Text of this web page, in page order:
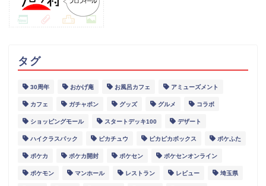
タグ
30周年 おかげ庵 お風呂カフェ アミューズメント
カフェ ガチャポン グッズ グルメ コラボ
ショッピングモール スタートデッキ100 デザート
ハイクラスパック ピカチュウ ピカピカボックス ポケふた
ポケカ ポケカ開封 ポケセン ポケセンオンライン
ポケモン マンホール レストラン レビュー 埼玉県
グルメ
スポット
イベント